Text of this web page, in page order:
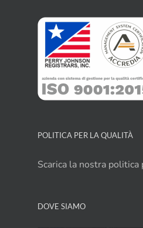
POLITICA PER LA QUALITÀ
Scarica la nostra
DOVE SIAMO